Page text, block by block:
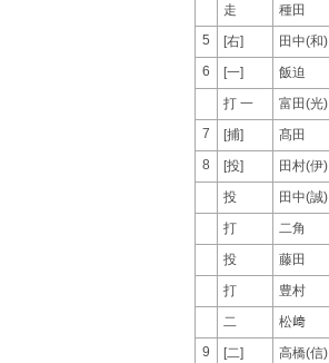
走 種田
5
[右] 田中(和)
6
[一] 飯迫
打 一 富田(光)
7
[捕] 髙田
8
[投] 田村(伊)
投 田中(誠)
打 二角
投 藤田
打 豊村
二 松﨑
9
[二] 高橋(信)